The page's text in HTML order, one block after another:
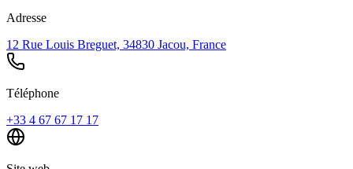
Adresse
12 Rue Louis Breguet, 34830 Jacou, France
Téléphone
+33 4 67 67 17 17